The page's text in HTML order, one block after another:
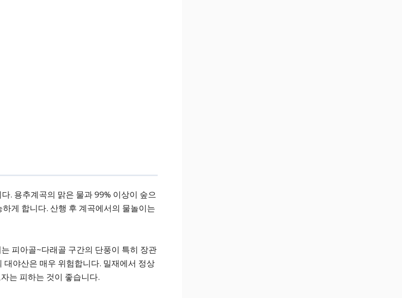
. 용추계곡의 맑은 물과 99% 이상이 숲으
게 합니다. 산행 후 계곡에서의 물놀이는
피아골~다래골 구간의 단풍이 특히 장관
야산은 매우 위험합니다. 밀재에서 정상
는 피하는 것이 좋습니다.